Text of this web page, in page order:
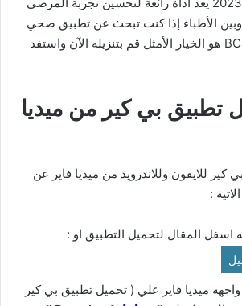
وبين الأطباء إذا كنت تبحث عن تطبيق صحي
مميز، فإن برنامج BCare هو الخيار الأمثل قم بتنزيله الآن واستفد
تطبيق بي كير من ميديا
للايفون وللاندرويد من ميديا فاير عن
:
اسفل المقال لتحميل التطبيق او :
ميديا فاير علي ( تحميل تطبيق بي كير